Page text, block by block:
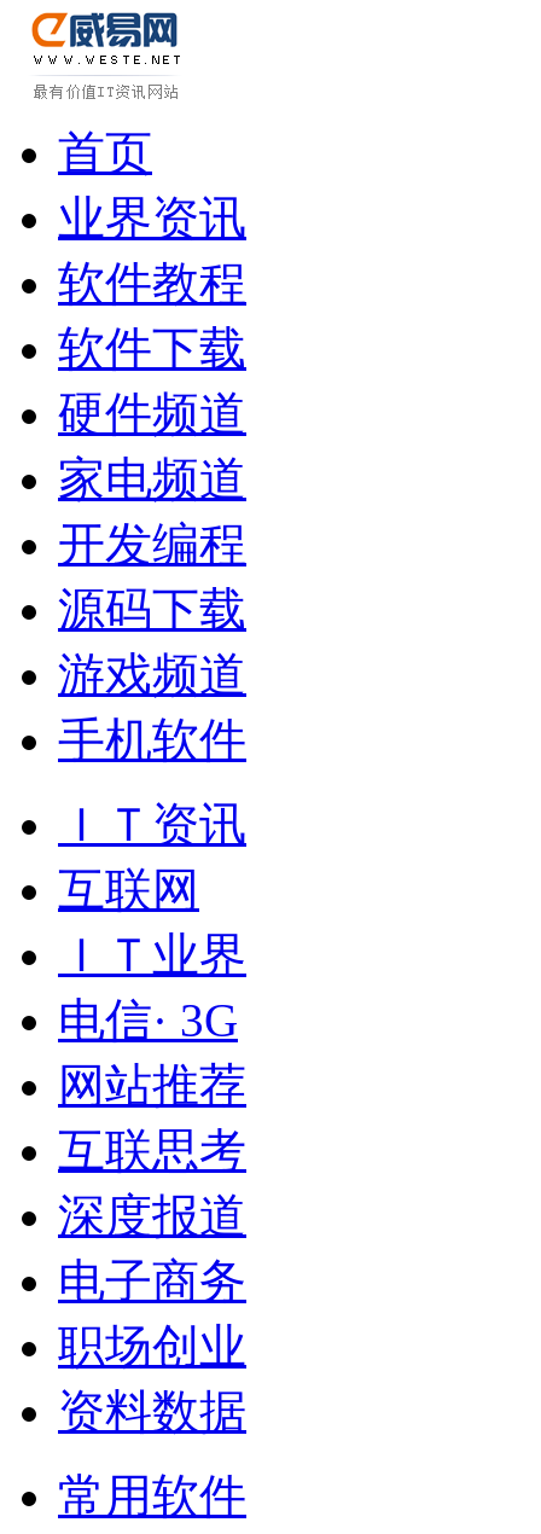
首页
业界资讯
软件教程
软件下载
硬件频道
家电频道
开发编程
源码下载
游戏频道
手机软件
ＩＴ资讯
互联网
ＩＴ业界
电信· 3G
网站推荐
互联思考
深度报道
电子商务
职场创业
资料数据
常用软件